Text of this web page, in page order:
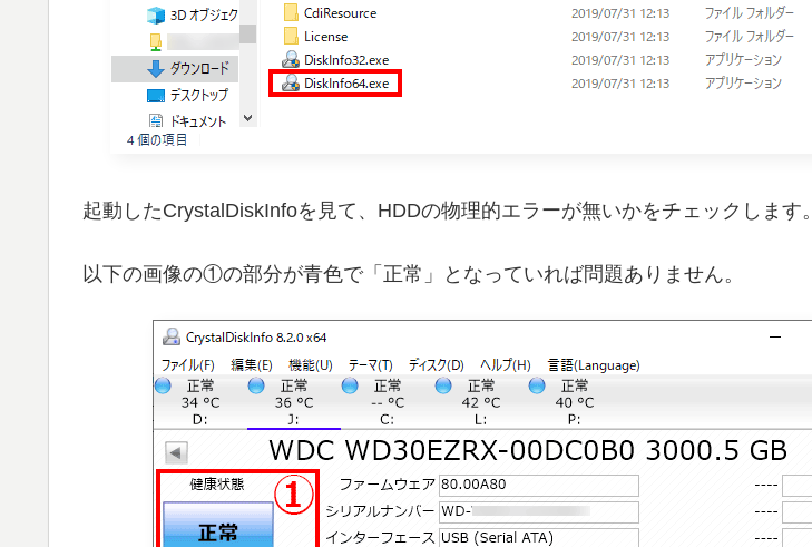
起動したCrystalDiskInfoを見て、HDDの物理的エラーが無いかをチェックします。
以下の画像の①の部分が青色で「正常」となっていれば問題ありません。